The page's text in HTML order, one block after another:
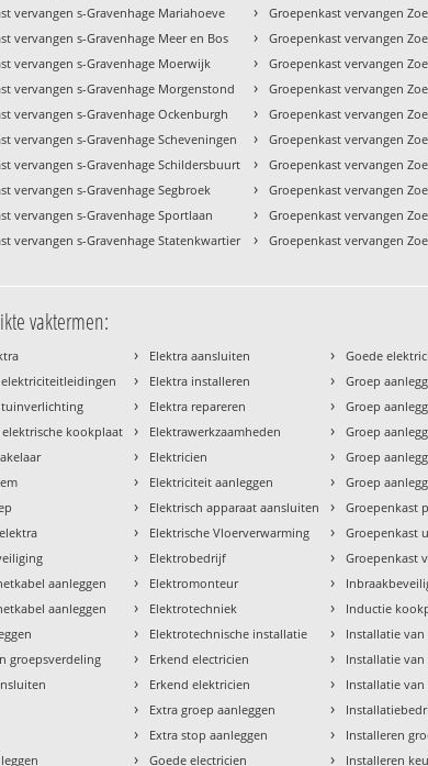
vervangen s-Gravenhage Mariahoeve
vervangen s-Gravenhage Meer en Bos
vervangen s-Gravenhage Moerwijk
vervangen s-Gravenhage Morgenstond
vervangen s-Gravenhage Ockenburgh
vervangen s-Gravenhage Scheveningen
vervangen s-Gravenhage Schildersbuurt
vervangen s-Gravenhage Segbroek
vervangen s-Gravenhage Sportlaan
vervangen s-Gravenhage Statenkwartier
› Groepenkast vervangen
› Groepenkast vervangen
› Groepenkast vervangen
› Groepenkast vervangen
› Groepenkast vervangen
› Groepenkast vervangen
› Groepenkast vervangen
› Groepenkast vervangen
› Groepenkast vervangen
› Groepenkast vervangen
vaktermen:
tuinverlichting
kookplaat
aanleggen
aanleggen
groepsverdeling
› Elektra aansluiten
› Elektra installeren
› Elektra repareren
› Elektrawerkzaamheden
› Elektricien
› Elektriciteit aanleggen
› Elektrisch apparaat aansluiten
› Elektrische Vloerverwarming
› Elektrobedrijf
› Elektromonteur
› Elektrotechniek
› Elektrotechnische installatie
› Erkend electricien
› Erkend elektricien
› Extra groep aanleggen
› Extra stop aanleggen
› Goede electricien
› Goede
› Groep
› Groep
› Groep
› Groep
› Groep
› Groepenkast
› Groepenkast
› Groepenkast
›
› Inductie
› Installatie van
› Installatie van
› Installatie
›
› Installeren
› Installeren